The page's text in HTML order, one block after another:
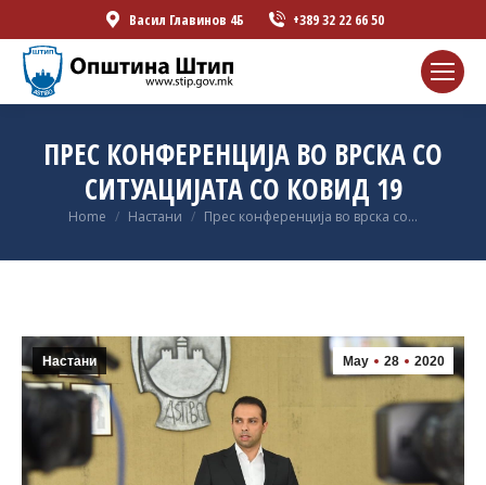
Васил Главинов 4Б +389 32 22 66 50
ПРЕС КОНФЕРЕНЦИЈА ВО ВРСКА СО
СИТУАЦИЈАТА СО КОВИД 19
You are here:
Home Настани Прес конференција во врска со…
May 28 2020
Настани